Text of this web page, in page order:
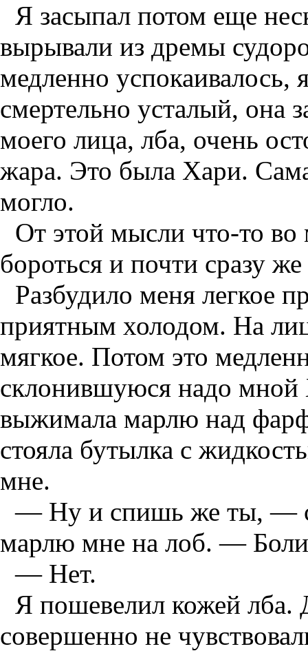
Я засыпал потом еще
вырывали из дремы
медленно успокаивалось,
смертельно усталый, она
моего лица, лба, очень
жара. Это была Хари.
могло.
От этой мысли что-то во
бороться и почти сразу же
Разбудило меня легкое
приятным холодом. На
мягкое. Потом это
склонившуюся надо
выжимала марлю над
стояла бутылка с
мне.
— Ну и спишь же ты, —
марлю мне на лоб. —
— Нет.
Я пошевелил кожей лба.
совершенно не